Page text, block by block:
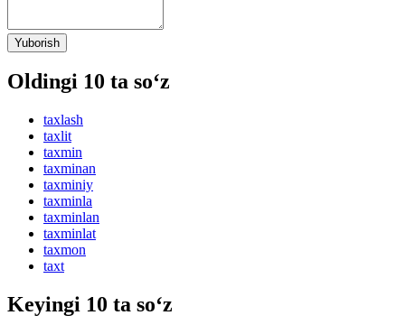
Yuborish
Oldingi 10 ta so‘z
taxlash
taxlit
taxmin
taxminan
taxminiy
taxminla
taxminlan
taxminlat
taxmon
taxt
Keyingi 10 ta so‘z